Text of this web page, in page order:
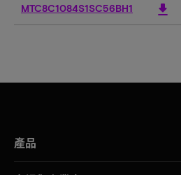
MTC8C1084S1SC56BH1 download
產品